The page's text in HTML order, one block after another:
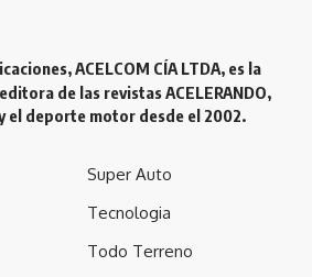
ACELCOM CÍA LTDA, es la
de las revistas ACELERANDO,
el deporte motor desde el 2002.
Super Auto
Tecnologia
Todo Terreno